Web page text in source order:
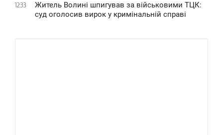
12:33
Житель Волині шпигував за військовими ТЦК:
суд оголосив вирок у кримінальній справі